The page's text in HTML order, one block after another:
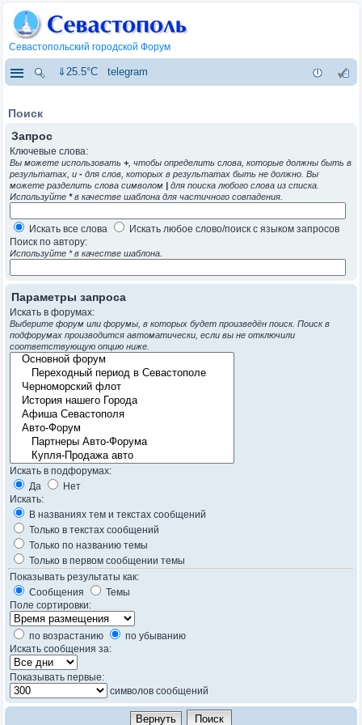
Севастопольский городской Форум
⇓25.5°C telegram
Поиск
Запрос
Ключевые слова:
Вы можете использовать +, чтобы определить слова, которые должны быть в
результатах, и - для слов, которых в результатах быть не должно. Вы
можете разделить слова символом | для поиска любого слова из списка.
Используйте *в качестве шаблона для частичного совпадения.
Искать все слова
Искать любое слово/поиск с языком запросов
Поиск по автору:
Используйте * в качестве шаблона.
Параметры запроса
Искать в форумах:
Выберите форум или форумы, в которых будет произведён поиск. Поиск в
подфорумах производится автоматически, если вы не отключили
соответствующую опцию ниже.
Искать в подфорумах:
Да
Нет
Искать:
В названиях тем и текстах сообщений
Только в текстах сообщений
Только по названию темы
Только в первом сообщении темы
Показывать результаты как:
Сообщения
Темы
Поле сортировки:
по возрастанию
по убыванию
Искать сообщения за:
Показывать первые:
символов сообщений